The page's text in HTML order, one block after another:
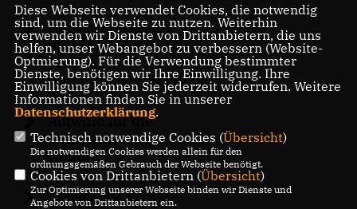
Neujahrsumtrunk
und Aufstellung
des
Bürgermeisterkandidaten
Aufwind für die
Gemeinde
Nottuln!
Ich glaube an
Diese Webseite verwendet Cookies, die notwendig
sind, um die Webseite zu nutzen. Weiterhin
verwenden wir Dienste von Drittanbietern, die uns
helfen, unser Webangebot zu verbessern (Website-
Optmierung). Für die Verwendung bestimmter
Dienste, benötigen wir Ihre Einwilligung. Ihre
Einwilligung können Sie jederzeit widerrufen. Weitere
Informationen finden Sie in unserer
Datenschutzerklärung.
Technisch notwendige Cookies (Übersicht)
Die notwendigen Cookies werden allein für den
ordnungsgemäßen Gebrauch der Webseite benötigt.
Cookies von Drittanbietern (Übersicht)
Zur Optimierung unserer Webseite binden wir Dienste und
Angebote von Drittanbietern ein.